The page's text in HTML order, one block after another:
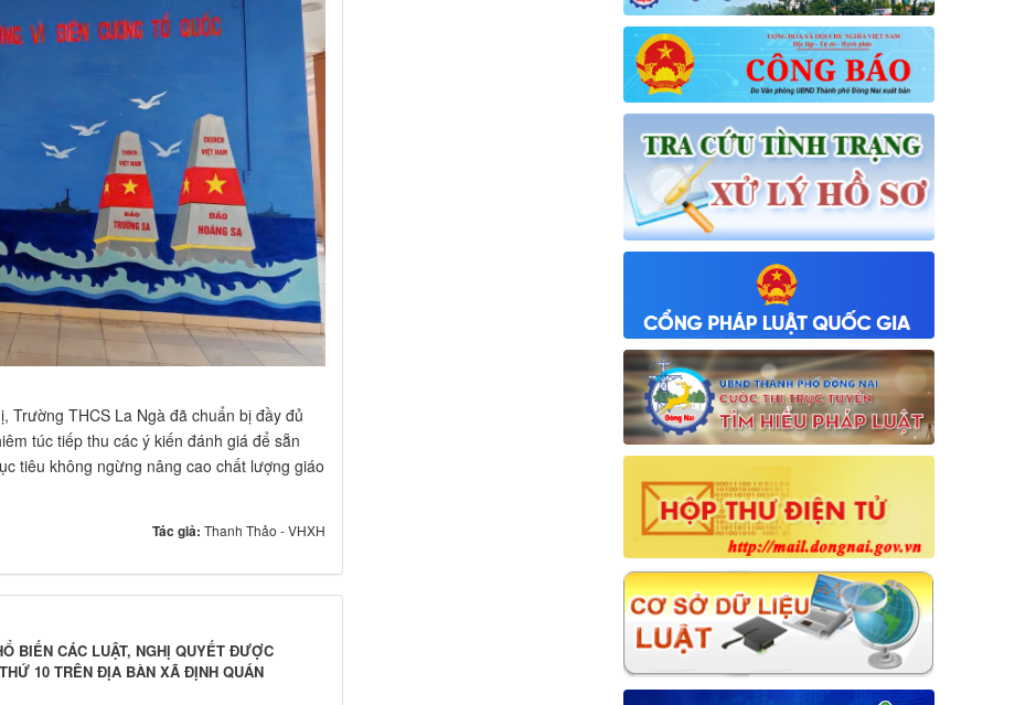
Trường THCS La Ngà đã chuẩn bị đầy đủ
túc tiếp thu các ý kiến đánh giá để sẵn
tiêu không ngừng nâng cao chất lượng giáo
Tác giả: Thanh Thảo - VHXH
BIẾN CÁC LUẬT, NGHỊ QUYẾT ĐƯỢC
10 TRÊN ĐỊA BÀN XÃ ĐỊNH QUÁN